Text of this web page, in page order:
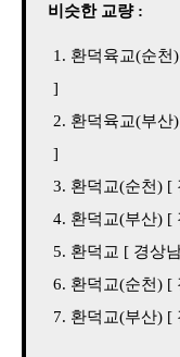
비슷한 교량 :
환덕육교(순천
]
환덕육교(부산
]
환덕교(순천) [
환덕교(부산) [
환덕교 [ 경상
환덕교(순천) [
환덕교(부산) [